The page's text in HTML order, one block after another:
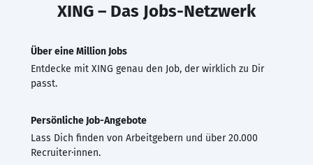
XING – Das Jobs-Netzwerk
Über eine Million Jobs
Entdecke mit XING genau den Job, der wirklich zu Dir
passt.
Persönliche Job-Angebote
Lass Dich finden von Arbeitgebern und über 20.000
Recruiter·innen.